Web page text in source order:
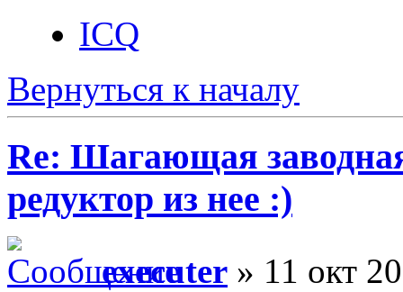
ICQ
Вернуться к началу
Re: Шагающая
редуктор из нее :)
executer » 11 окт